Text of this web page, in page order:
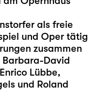
als freie
und Oper tätig
zusammen
Barbara-David
Lübbe,
und Roland